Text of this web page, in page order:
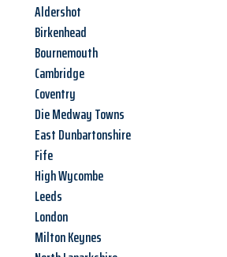
Aldershot
Birkenhead
Bournemouth
Cambridge
Coventry
Die Medway Towns
East Dunbartonshire
Fife
High Wycombe
Leeds
London
Milton Keynes